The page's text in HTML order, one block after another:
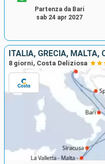
Partenza da Bari
sab 24 apr 2027
ITALIA, GRECIA, MALTA,
8 giorni, Costa Deliziosa